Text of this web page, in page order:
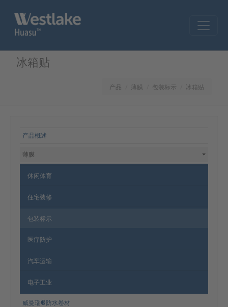
冰箱贴
产品 薄膜 包装标示 冰箱贴
产品概述
薄膜
休闲体育
住宅装修
包装标示
医疗防护
汽车运输
电子工业
威曼瑞®防水卷材